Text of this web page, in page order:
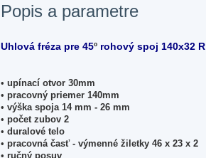
Popis a parametre
Uhlová fréza pre 45º rohový spoj 140x32 R
• upínací otvor 30mm
• pracovný priemer 140mm
• výška spoja 14 mm - 26 mm
• počet zubov 2
• duralové telo
• pracovná časť - výmenné žiletky 46 x 23 x 2
• ručný posuv